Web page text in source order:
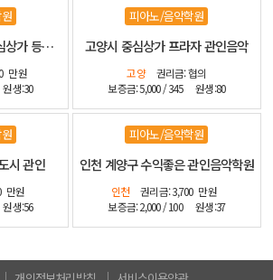
용인시 기흥구 APT 중심상가 등기매매 인테리어 최상
만원
원생:30
피아노/음악학원
고양시 중심상가 프라자 관인음악
고양
권리금: 협의
보증금: 5,000 / 345
원생:80
시 관인
만원
원생:56
피아노/음악학원
인천 계양구 수익좋은 관인음악학원
인천 권리금: 3,700 만원
보증금: 2,000 / 100
원생:37